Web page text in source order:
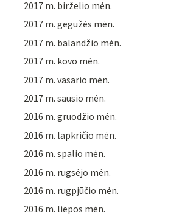
2017 m. birželio mėn.
2017 m. gegužės mėn.
2017 m. balandžio mėn.
2017 m. kovo mėn.
2017 m. vasario mėn.
2017 m. sausio mėn.
2016 m. gruodžio mėn.
2016 m. lapkričio mėn.
2016 m. spalio mėn.
2016 m. rugsėjo mėn.
2016 m. rugpjūčio mėn.
2016 m. liepos mėn.